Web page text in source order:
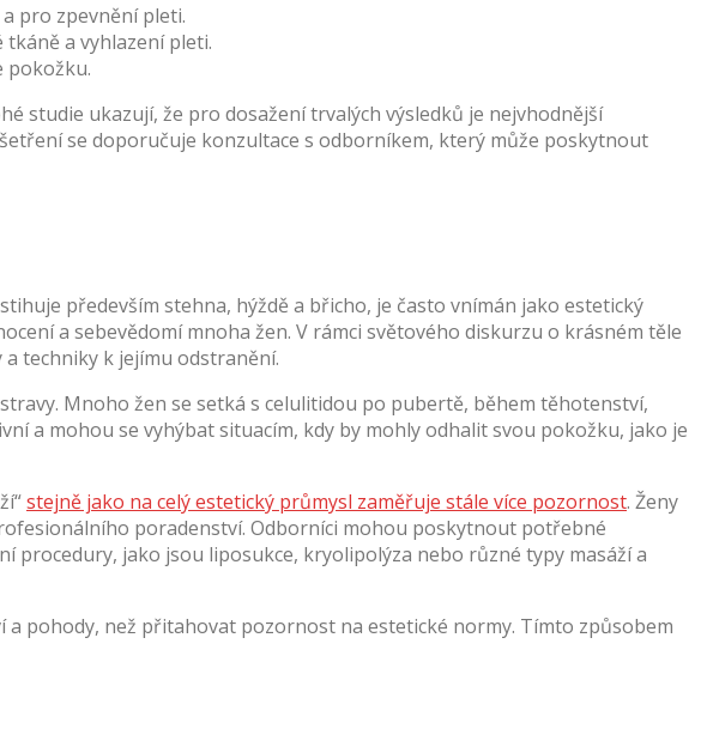
pro zpevnění pleti.
a vyhlazení pleti.
pokožku.
studie ukazují, že pro dosažení trvalých výsledků je nejvhodnější
se doporučuje konzultace s odborníkem, který může poskytnout
především stehna, hýždě a břicho, je často vnímán jako estetický
a sebevědomí mnoha žen. V rámci světového diskurzu o krásném těle
techniky k jejímu odstranění.
Mnoho žen se setká s celulitidou po pubertě, během těhotenství,
a mohou se vyhýbat situacím, kdy by mohly odhalit svou pokožku, jako je
stejně jako na celý estetický průmysl zaměřuje stále více pozornost. Ženy
poradenství. Odborníci mohou poskytnout potřebné
procedury, jako jsou liposukce, kryolipolýza nebo různé typy masáží a
pohody, než přitahovat pozornost na estetické normy. Tímto způsobem